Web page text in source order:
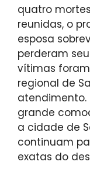
quatro
reunidas, o
esposa
perderam
vítimas
regional de
atendimento.
grande
a cidade de
continuam
exatas do